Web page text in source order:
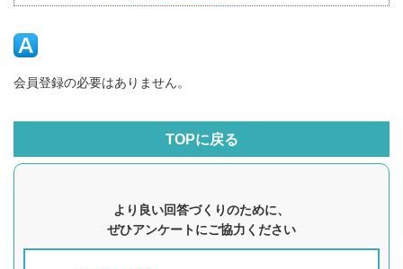
会員登録の必要はありません。
TOPに戻る
より良い回答づくりのために、
ぜひアンケートにご協力ください